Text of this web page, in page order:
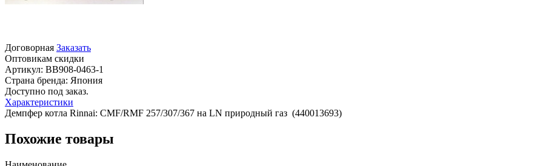
Договорная Заказать
Оптовикам скидки
Артикул: BB908-0463-1
Страна бренда: Япония
Доступно под заказ.
Характеристики
Демпфер котла Rinnai: CMF/RMF 257/307/367 на LN природный газ (440013693)
Похожие товары